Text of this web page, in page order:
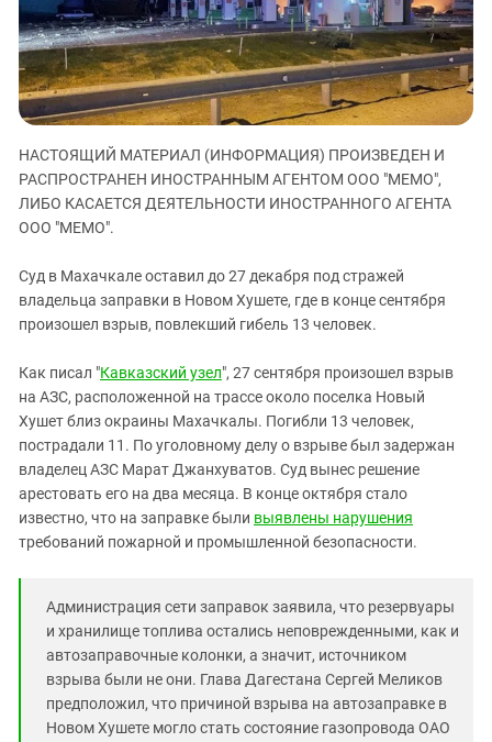
ЗАСТАВЛЯЕТ
КАВКАЗ ЗА ПАЛЕСТИНУ
ИНАКОМЫСЛИЕ В ЧЕЧНЕ
ПРЕСЛЕДОВАНИЕ АКТИВИСТОВ
МОБИЛИЗАЦИЯ И ПРОТЕСТЫ
Дагестан
Ингушетия
Кабардино-Балкария
Калмыкия
Карачаево-Черкесия
Краснодарский край
Нагорный Карабах
Северная Осетия - Алания
Ставропольский край
Чечня
Южная Осетия
Южный Кавказ
НАСТОЯЩИЙ МАТЕРИАЛ (ИНФОРМАЦИЯ) ПРОИЗВЕДЕН И
РАСПРОСТРАНЕН ИНОСТРАННЫМ АГЕНТОМ ООО "МЕМО",
ЛИБО КАСАЕТСЯ ДЕЯТЕЛЬНОСТИ ИНОСТРАННОГО АГЕНТА
ООО "МЕМО".
Суд в Махачкале оставил до 27 декабря под стражей
владельца заправки в Новом Хушете, где в конце сентября
произошел взрыв, повлекший гибель 13 человек.
Как писал "Кавказский узел", 27 сентября произошел взрыв
на АЗС, расположенной на трассе около поселка Новый
Хушет близ окраины Махачкалы. Погибли 13 человек,
пострадали 11. По уголовному делу о взрыве был задержан
владелец АЗС Марат Джанхуватов. Суд вынес решение
арестовать его на два месяца. В конце октября стало
известно, что на заправке были выявлены нарушения
требований пожарной и промышленной безопасности.
Администрация сети заправок заявила, что резервуары
и хранилище топлива остались неповрежденными, как и
автозаправочные колонки, а значит, источником
взрыва были не они. Глава Дагестана Сергей Меликов
предположил, что причиной взрыва на автозаправке в
Новом Хушете могло стать состояние газопровода ОАО